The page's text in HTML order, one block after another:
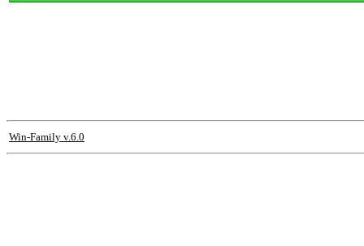
Win-Family v.6.0